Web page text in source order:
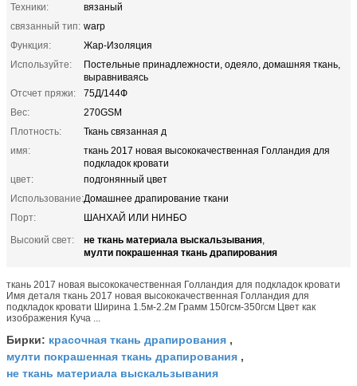
Техники:
вязаный
связанный тип: warp
Функция:
Жар-Изоляция
Используйте:
Постельные принадлежности, одеяло, домашняя ткань,
выравниваясь
Отсчет пряжи:
75Д/144Ф
Вес:
270GSM
Плотность:
Ткань связанная д
имя:
ткань 2017 новая высококачественная Голландия для
подкладок кровати
цвет:
подгонянный цвет
Использование:Домашнее драпирование ткани
Порт:
ШАНХАЙ ИЛИ НИНБО
Высокий свет:
не ткань материала выскальзывания,
мулти покрашенная ткань драпирования
ткань 2017 новая высококачественная Голландия для подкладок кровати
Имя деталя ткань 2017 новая высококачественная Голландия для
подкладок кровати Ширина 1.5м-2.2м Грамм 150гсм-350гсм Цвет как
изображения Куча ...
Бирки: красочная ткань драпирования ,
мулти покрашенная ткань драпирования ,
не ткань материала выскальзывания